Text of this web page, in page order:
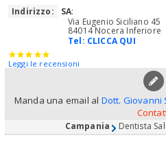
Indirizzo:
SA:
Via Eugenio Siciliano 45
84014 Nocera Inferiore
Tel: CLICCA QUI
Leggi le recensioni
Manda una email al Dott. Giovanni
Campania Dentista